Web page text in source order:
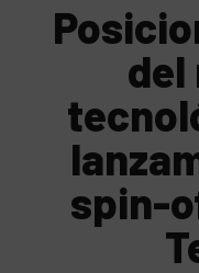
del
spin-